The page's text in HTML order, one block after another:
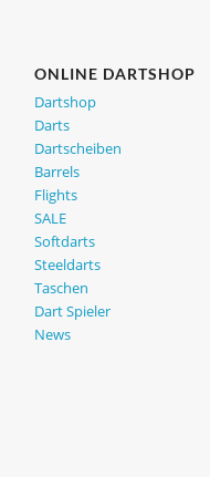
ONLINE DARTSHOP
Dartshop
Darts
Dartscheiben
Barrels
Flights
SALE
Softdarts
Steeldarts
Taschen
Dart Spieler
News